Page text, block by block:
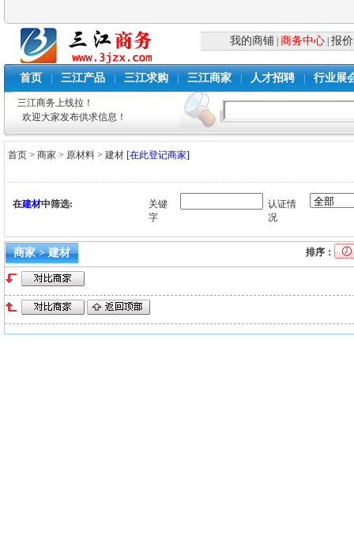
我的商铺 商务中心 |报
首页 三江产品 三江求购 三江商家 人才招聘 行业展
三江商务上线拉！
欢迎大家发布供求信息！
首页 >商家 > 原材料>建材 [在此登记商家]
在建材中筛选:
关键
字
认证情
况
商家 > 建材 排序：